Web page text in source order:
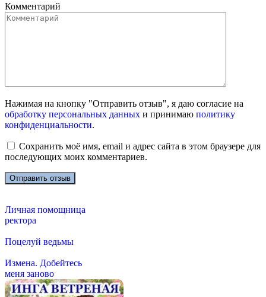
Комментарий
Нажимая на кнопку "Отправить отзыв", я даю согласие на
обработку персональных данных и принимаю политику
конфиденциальности.
Сохранить моё имя, email и адрес сайта в этом браузере для
последующих моих комментариев.
Личная помощница
ректора
Поцелуй ведьмы
Измена. Добейтесь
меня заново